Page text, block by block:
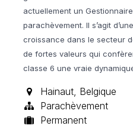
actuellement un
parachèvement. Il s’agit
croissance dans le secteur
de fortes valeurs qui
classe 6 une vraie
Hainaut, Belgique
Parachèvement
Permanent